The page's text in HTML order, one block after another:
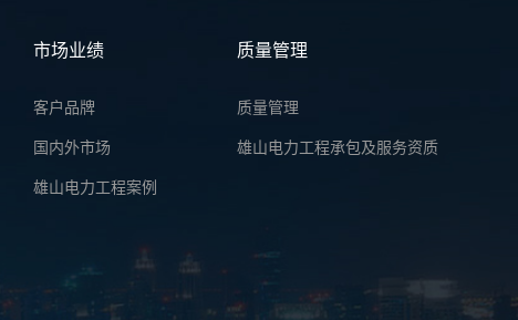
市场业绩
客户品牌
国内外市场
雄山电力工程案例
质量管理
质量管理
雄山电力工程承包及服务资质